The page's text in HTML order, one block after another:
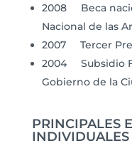
2008 Beca
Nacional de las
2007 Tercer
2004 Subsidio
Gobierno de la
PRINCIPALES
INDIVIDUALES